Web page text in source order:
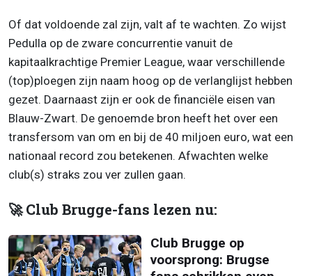
Of dat voldoende zal zijn, valt af te wachten. Zo wijst
Pedulla op de zware concurrentie vanuit de
kapitaalkrachtige Premier League, waar verschillende
(top)ploegen zijn naam hoog op de verlanglijst hebben
gezet. Daarnaast zijn er ook de financiële eisen van
Blauw-Zwart. De genoemde bron heeft het over een
transfersom van om en bij de 40 miljoen euro, wat een
nationaal record zou betekenen. Afwachten welke
club(s) straks zou ver zullen gaan.
🚀 Club Brugge-fans lezen nu:
Club Brugge op
voorsprong: Brugse